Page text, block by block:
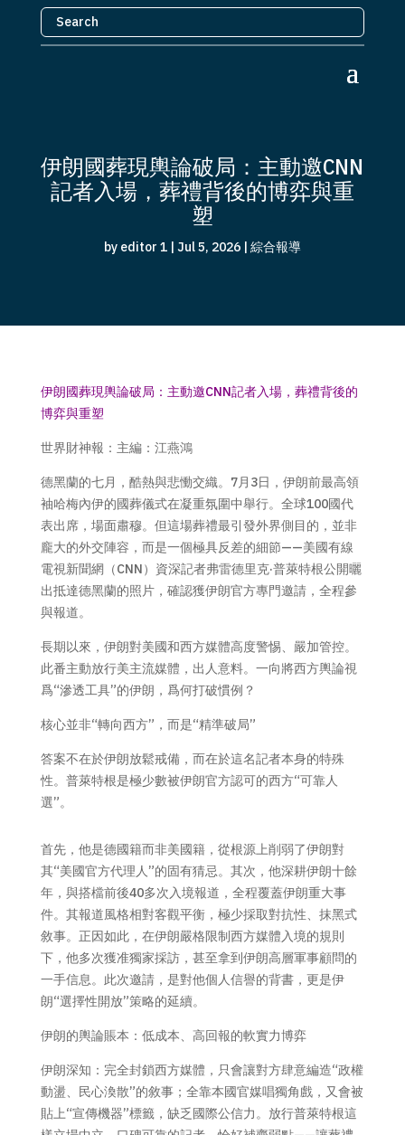
伊朗國葬現輿論破局：主動邀CNN
記者入場，葬禮背後的博弈與重
塑
by editor 1| Jul 5, 2026| 綜合報導
伊朗國葬現輿論破局：主動邀CNN記者入場，葬禮背後的
博弈與重塑
世界財神報：主編：江燕鴻
德黑蘭的七月，酷熱與悲慟交織。7月3日，伊朗前最高領
袖哈梅內伊的國葬儀式在凝重氛圍中舉行。全球100國代
表出席，場面肅穆。但這場葬禮最引發外界側目的，並非
龐大的外交陣容，而是一個極具反差的細節——美國有線
電視新聞網（CNN）資深記者弗雷德里克·普萊特根公開曬
出抵達德黑蘭的照片，確認獲伊朗官方專門邀請，全程參
與報道。
長期以來，伊朗對美國和西方媒體高度警惕、嚴加管控。
此番主動放行美主流媒體，出人意料。一向將西方輿論視
爲“滲透工具”的伊朗，爲何打破慣例？
核心並非“轉向西方”，而是“精準破局”
答案不在於伊朗放鬆戒備，而在於這名記者本身的特殊
性。普萊特根是極少數被伊朗官方認可的西方“可靠人
選”。
首先，他是德國籍而非美國籍，從根源上削弱了伊朗對
其“美國官方代理人”的固有猜忌。其次，他深耕伊朗十餘
年，與搭檔前後40多次入境報道，全程覆蓋伊朗重大事
件。其報道風格相對客觀平衡，極少採取對抗性、抹黑式
敘事。正因如此，在伊朗嚴格限制西方媒體入境的規則
下，他多次獲准獨家採訪，甚至拿到伊朗高層軍事顧問的
一手信息。此次邀請，是對他個人信譽的背書，更是伊
朗“選擇性開放”策略的延續。
伊朗的輿論賬本：低成本、高回報的軟實力博弈
伊朗深知：完全封鎖西方媒體，只會讓對方肆意編造“政權
動盪、民心渙散”的敘事；全靠本國官媒唱獨角戲，又會被
貼上“宣傳機器”標籤，缺乏國際公信力。放行普萊特根這